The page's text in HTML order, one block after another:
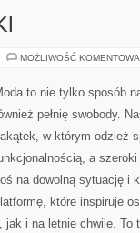
MOŻLIWOŚĆ
to nie tylko sposób
pełnię swobody.
w którym odzież
a
na dowolną sytuację i
które inspiruje
jak i na letnie chwile. To